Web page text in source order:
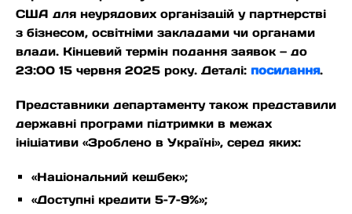
США для неурядових організацій у партнерстві
з бізнесом, освітніми закладами чи органами
влади. Кінцевий термін подання заявок — до
23:00 15 червня 2025 року. Деталі: посилання.
Представники департаменту також представили
державні програми підтримки в межах
ініціативи «Зроблено в Україні», серед яких:
«Національний кешбек»;
«Доступні кредити 5–7–9%»;